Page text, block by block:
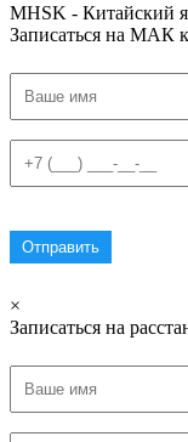
MHSK -
Записаться на МАК
×
Записаться на